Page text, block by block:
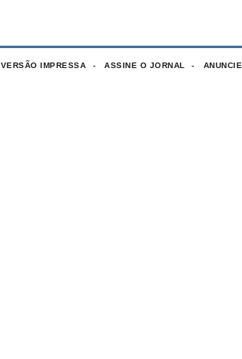
VERSÃO IMPRESSA ASSINE O JORNAL ANUNCIE